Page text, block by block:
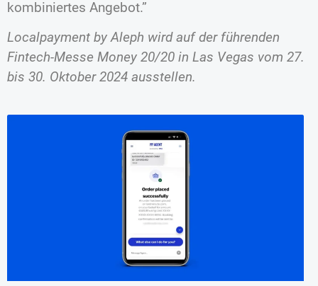
kombiniertes Angebot.”
Localpayment by Aleph wird auf der führenden
Fintech-Messe Money 20/20 in Las Vegas vom 27.
bis 30. Oktober 2024 ausstellen.